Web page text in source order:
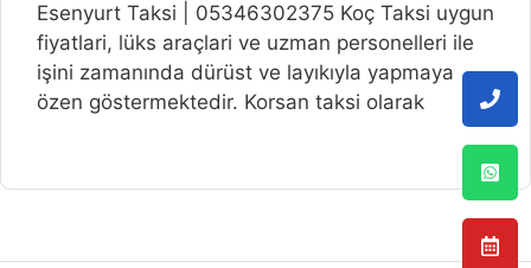
Esenyurt Taksi | 05346302375 Koç Taksi uygun
fiyatlari, lüks araçlari ve uzman personelleri ile
işini zamanında dürüst ve layıkıyla yapmaya
özen göstermektedir. Korsan taksi olarak